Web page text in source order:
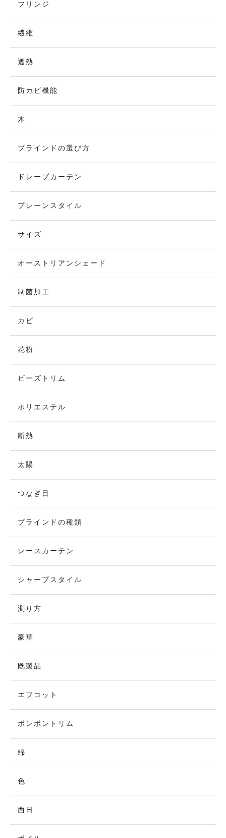
フリンジ
繊維
遮熱
防カビ機能
木
ブラインドの選び方
ドレープカーテン
プレーンスタイル
サイズ
オーストリアンシェード
制菌加工
カビ
花粉
ビーズトリム
ポリエステル
断熱
太陽
つなぎ目
ブラインドの種類
レースカーテン
シャープスタイル
測り方
豪華
既製品
エフコット
ポンポントリム
綿
色
西日